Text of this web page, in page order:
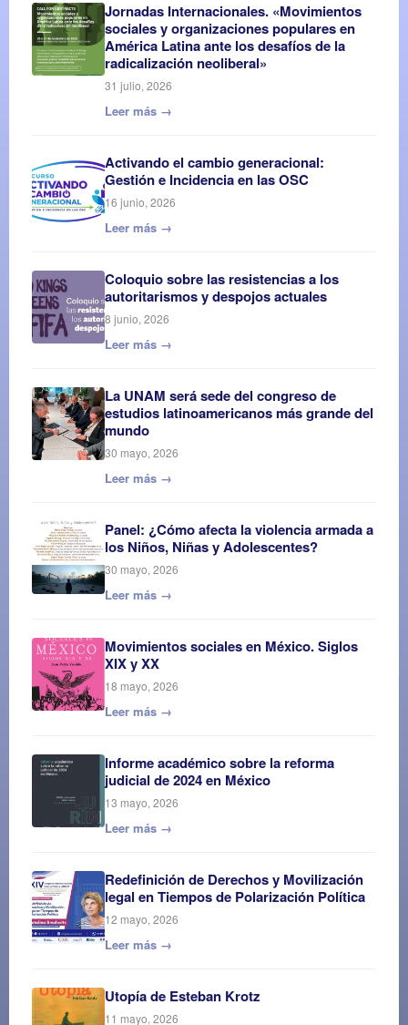
Jornadas Internacionales. «Movimientos
sociales y organizaciones populares en
América Latina ante los desafíos de la
radicalización neoliberal»
31 julio, 2026
Leer más →
Activando el cambio generacional:
Gestión e Incidencia en las OSC
16 junio, 2026
Leer más →
Coloquio sobre las resistencias a los
autoritarismos y despojos actuales
8 junio, 2026
Leer más →
La UNAM será sede del congreso de
estudios latinoamericanos más grande del
mundo
30 mayo, 2026
Leer más →
Panel: ¿Cómo afecta la violencia armada a
los Niños, Niñas y Adolescentes?
30 mayo, 2026
Leer más →
Movimientos sociales en México. Siglos
XIX y XX
18 mayo, 2026
Leer más →
Informe académico sobre la reforma
judicial de 2024 en México
13 mayo, 2026
Leer más →
Redefinición de Derechos y Movilización
legal en Tiempos de Polarización Política
12 mayo, 2026
Leer más →
Utopía de Esteban Krotz
11 mayo, 2026